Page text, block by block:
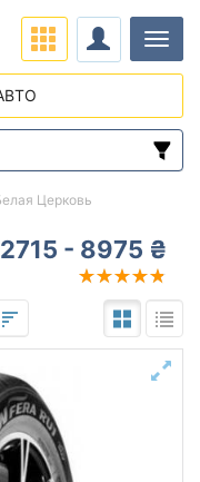
2715 - 8975 ₴
Церковь